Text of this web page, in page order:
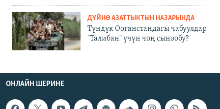
ДҮЙНӨ АЗАТТЫКТЫН НАЗАРЫНДА
Түндүк Ооганстандагы чабуулдар
"Талибан" үчүн чоң сынообу?
ОНЛАЙН ШЕРИНЕ